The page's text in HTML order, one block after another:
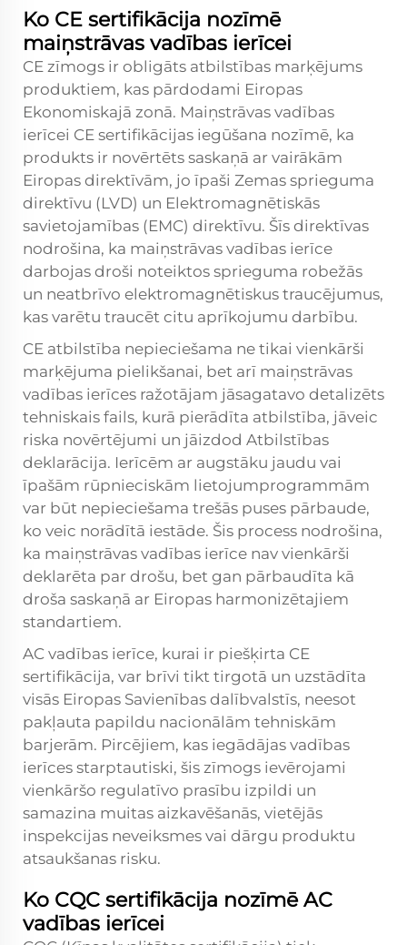
Ko CE sertifikācija nozīmē
maiņstrāvas vadības ierīcei
CE zīmogs ir obligāts atbilstības marķējums
produktiem, kas pārdodami Eiropas
Ekonomiskajā zonā. Maiņstrāvas vadības
ierīcei CE sertifikācijas iegūšana nozīmē, ka
produkts ir novērtēts saskaņā ar vairākām
Eiropas direktīvām, jo īpaši Zemas sprieguma
direktīvu (LVD) un Elektromagnētiskās
savietojamības (EMC) direktīvu. Šīs direktīvas
nodrošina, ka maiņstrāvas vadības ierīce
darbojas droši noteiktos sprieguma robežās
un neatbrīvo elektromagnētiskus traucējumus,
kas varētu traucēt citu aprīkojumu darbību.
CE atbilstība nepieciešama ne tikai vienkārši
marķējuma pielikšanai, bet arī maiņstrāvas
vadības ierīces ražotājam jāsagatavo detalizēts
tehniskais fails, kurā pierādīta atbilstība, jāveic
riska novērtējumi un jāizdod Atbilstības
deklarācija. Ierīcēm ar augstāku jaudu vai
īpašām rūpnieciskām lietojumprogrammām
var būt nepieciešama trešās puses pārbaude,
ko veic norādītā iestāde. Šis process nodrošina,
ka maiņstrāvas vadības ierīce nav vienkārši
deklarēta par drošu, bet gan pārbaudīta kā
droša saskaņā ar Eiropas harmonizētajiem
standartiem.
AC vadības ierīce, kurai ir piešķirta CE
sertifikācija, var brīvi tikt tirgotā un uzstādīta
visās Eiropas Savienības dalībvalstīs, neesot
pakļauta papildu nacionālām tehniskām
barjerām. Pircējiem, kas iegādājas vadības
ierīces starptautiski, šis zīmogs ievērojami
vienkāršo regulatīvo prasību izpildi un
samazina muitas aizkavēšanās, vietējās
inspekcijas neveiksmes vai dārgu produktu
atsaukšanas risku.
Ko CQC sertifikācija nozīmē AC
vadības ierīcei